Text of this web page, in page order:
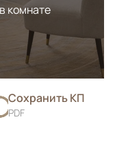
комнате
Сохранить КП
PDF